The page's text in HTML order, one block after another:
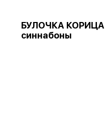
БУЛОЧКА КОРИЦА
синнабоны